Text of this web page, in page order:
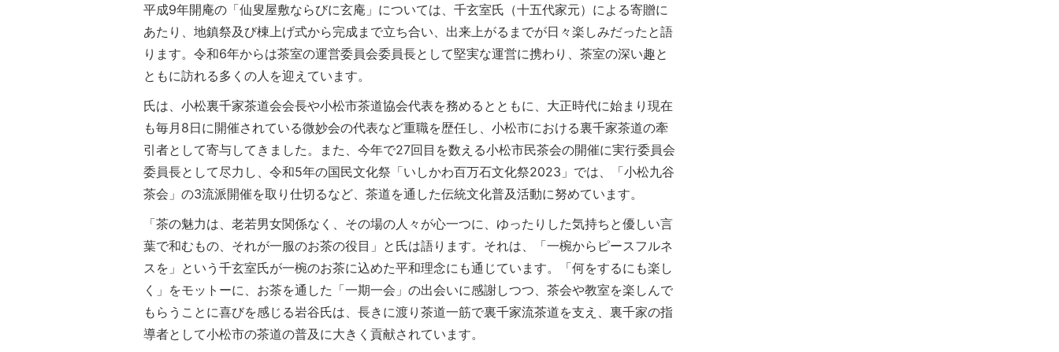
平成9年開庵の「仙叟屋敷ならびに玄庵」については、千玄室氏（十五代家元）による寄贈に
あたり、地鎮祭及び棟上げ式から完成まで立ち合い、出来上がるまでが日々楽しみだったと語
ります。令和6年からは茶室の運営委員会委員長として堅実な運営に携わり、茶室の深い趣と
ともに訪れる多くの人を迎えています。
氏は、小松裏千家茶道会会長や小松市茶道協会代表を務めるとともに、大正時代に始まり現在
も毎月8日に開催されている微妙会の代表など重職を歴任し、小松市における裏千家茶道の牽
引者として寄与してきました。また、今年で27回目を数える小松市民茶会の開催に実行委員会
委員長として尽力し、令和5年の国民文化祭「いしかわ百万石文化祭2023」では、「小松九谷
茶会」の3流派開催を取り仕切るなど、茶道を通した伝統文化普及活動に努めています。
「茶の魅力は、老若男女関係なく、その場の人々が心一つに、ゆったりした気持ちと優しい言
葉で和むもの、それが一服のお茶の役目」と氏は語ります。それは、「一椀からピースフルネ
スを」という千玄室氏が一椀のお茶に込めた平和理念にも通じています。「何をするにも楽し
く」をモットーに、お茶を通した「一期一会」の出会いに感謝しつつ、茶会や教室を楽しんで
もらうことに喜びを感じる岩谷氏は、長きに渡り茶道一筋で裏千家流茶道を支え、裏千家の指
導者として小松市の茶道の普及に大きく貢献されています。